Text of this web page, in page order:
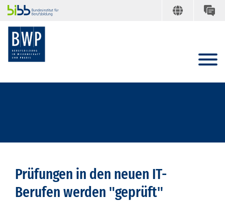
Prüfungen in den neuen IT-
Berufen werden "geprüft"